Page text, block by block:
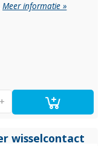
Meer informatie »
+
wisselcontact